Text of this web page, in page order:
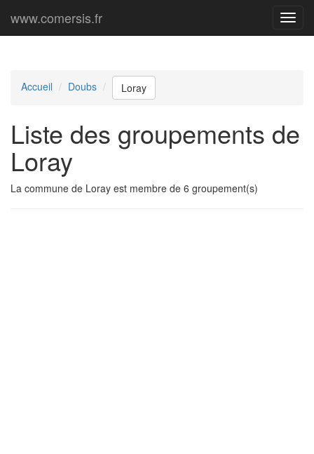
Menu
www.comersis.fr
Accueil Doubs Loray
Liste des groupements de
Loray
La commune de Loray est membre de 6 groupement(s)